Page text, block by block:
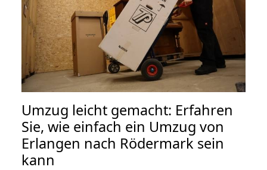
Umzug leicht gemacht: Erfahren
Sie, wie einfach ein Umzug von
Erlangen nach Rödermark sein
kann